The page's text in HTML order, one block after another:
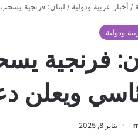
/ أخبار عربية ودولية / لبنان: فرنجية
ودولية
فرنجية
ويعلن
يناير 8, 2025